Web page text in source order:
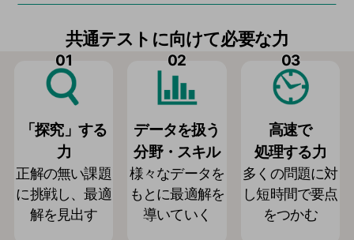
共通テストに向けて必要な力
01
「探究」する
力
正解の無い課題
に挑戦し、最適
解を見出す
02
データを扱う
分野・スキル
様々なデータを
もとに最適解を
導いていく
03
高速で
処理する力
多くの問題に対
し短時間で要点
をつかむ